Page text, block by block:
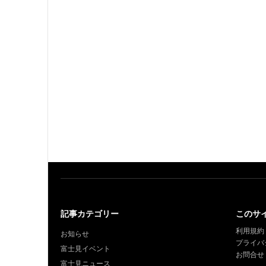
記事カテゴリー
お知らせ
富士見イベント
富士見ニュース
このサ
利用規約
プライ
お問合せ